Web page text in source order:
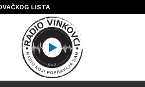
LISTA